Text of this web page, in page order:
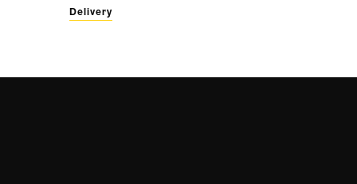
Delivery